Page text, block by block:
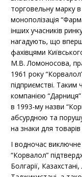
торговельну марку в
монополізація
інших учасників
нагадують, що
фахівцями
М.В. Ломоносова,
1961 року
підприємстві.
компанією
в 1993-му назви
абсурдною та
на знаки для товарів
І водночас
“Корвалол”
Болгарії,